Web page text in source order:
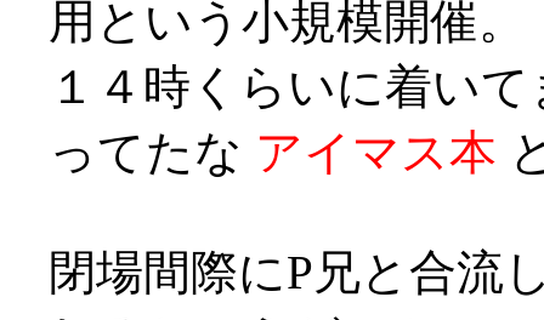
用という小規模開催。
１４時くらいに着い
ってたな アイマス本
閉場間際にP兄と合流